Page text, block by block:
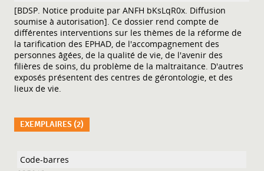
[BDSP. Notice produite par ANFH bKsLqR0x. Diffusion
soumise à autorisation]. Ce dossier rend compte de
différentes interventions sur les thèmes de la réforme de
la tarification des EPHAD, de l'accompagnement des
personnes âgées, de la qualité de vie, de l'avenir des
filières de soins, du problème de la maltraitance. D'autres
exposés présentent des centres de gérontologie, et des
lieux de vie.
EXEMPLAIRES (2)
Liste des exemplaires